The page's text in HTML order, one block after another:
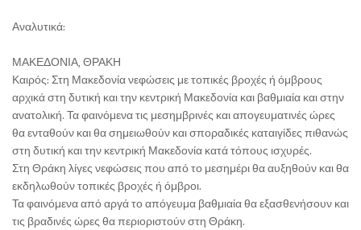
Αναλυτικά:
ΜΑΚΕΔΟΝΙΑ, ΘΡΑΚΗ
Καιρός: Στη Μακεδονία νεφώσεις με τοπικές βροχές ή όμβρους
αρχικά στη δυτική και την κεντρική Μακεδονία και βαθμιαία και στην
ανατολική. Τα φαινόμενα τις μεσημβρινές και απογευματινές ώρες
θα ενταθούν και θα σημειωθούν και σποραδικές καταιγίδες πιθανώς
στη δυτική και την κεντρική Μακεδονία κατά τόπους ισχυρές.
Στη Θράκη λίγες νεφώσεις που από το μεσημέρι θα αυξηθούν και θα
εκδηλωθούν τοπικές βροχές ή όμβροι.
Τα φαινόμενα από αργά το απόγευμα βαθμιαία θα εξασθενήσουν και
τις βραδινές ώρες θα περιοριστούν στη Θράκη.